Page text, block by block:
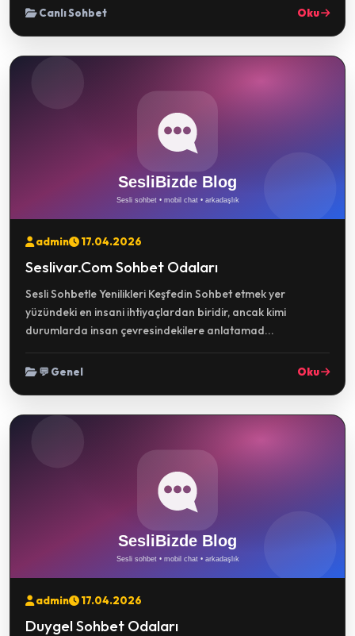
Canlı Sohbet Oku
admin 17.04.2026
Seslivar.Com Sohbet Odaları
Sesli Sohbetle Yenilikleri Keşfedin Sohbet etmek yer
yüzündeki en insani ihtiyaçlardan biridir, ancak kimi
durumlarda insan çevresindekilere anlatamad...
💬 Genel Oku
admin 17.04.2026
Duygel Sohbet Odaları